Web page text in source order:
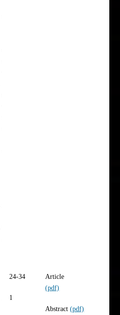
24-34
1
Article
(pdf)
Abstract(pdf)